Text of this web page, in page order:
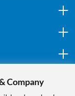
Company